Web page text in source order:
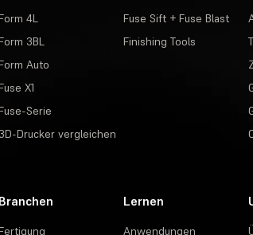
4L
3BL
Auto
X1
Serie
3D-Drucker vergleichen
Fuse Sift + Fuse Blast
Finishing Tools
Branchen Lernen
Anwendungen